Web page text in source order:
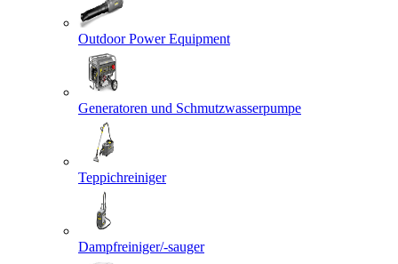
Outdoor Power Equipment
Generatoren und Schmutzwasserpumpe
Teppichreiniger
Dampfreiniger/-sauger